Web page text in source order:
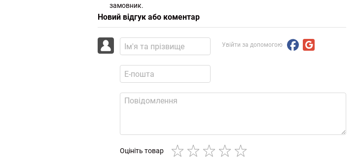
замовник.
Новий відгук або коментар
Увійти за допомогою
Оцініть товар